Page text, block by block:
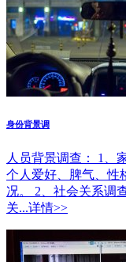
身份背景调
人员背景调查： 1、
个人爱好、脾气、性
况。 2、社会关系调
关...详情>>